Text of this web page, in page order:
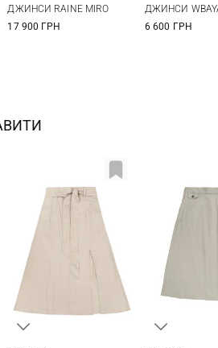
ДЖИНСИ RAINE MIRO
17 900 ГРН
29/31
ДЖИНСИ
6 600 ГРН